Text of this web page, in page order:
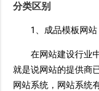
分类区别
1、成品模板网站
在网站建设行业中
就是说网站的提供商
网站系统，网站系统